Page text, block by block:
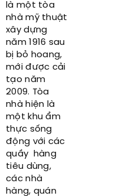
là một tòa
nhà mỹ thuật
xây dựng
năm 1916 sau
bị bỏ hoang,
mới được cải
tạo năm
2009. Tòa
nhà hiện là
một khu ẩm
thực sống
động với các
quầy hàng
tiêu dùng,
các nhà
hàng, quán